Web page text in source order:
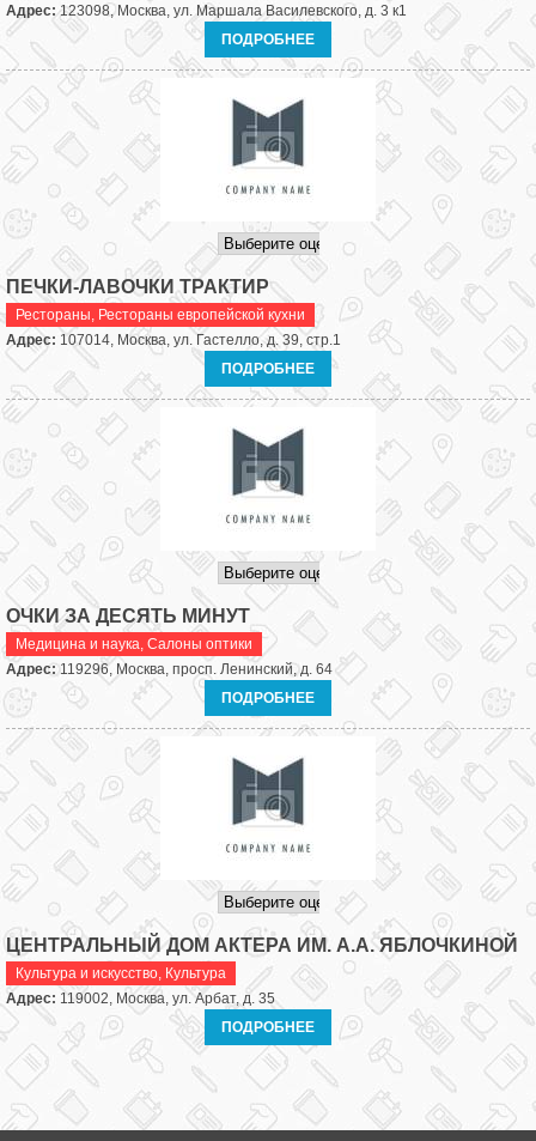
Адрес:123098, Москва, ул. Маршала Василевского, д. 3 к1
ПОДРОБНЕЕ
ПЕЧКИ-ЛАВОЧКИ ТРАКТИР
Рестораны, Рестораны европейской кухни
Адрес: 107014, Москва, ул. Гастелло, д. 39, стр.1
ПОДРОБНЕЕ
ОЧКИ ЗА ДЕСЯТЬ МИНУТ
Медицина и наука, Салоны оптики
Адрес: 119296, Москва, просп. Ленинский, д. 64
ПОДРОБНЕЕ
ЦЕНТРАЛЬНЫЙ ДОМ АКТЕРА ИМ. А.А. ЯБЛОЧКИНОЙ
Культура и искусство, Культура
Адрес: 119002, Москва, ул. Арбат, д. 35
ПОДРОБНЕЕ